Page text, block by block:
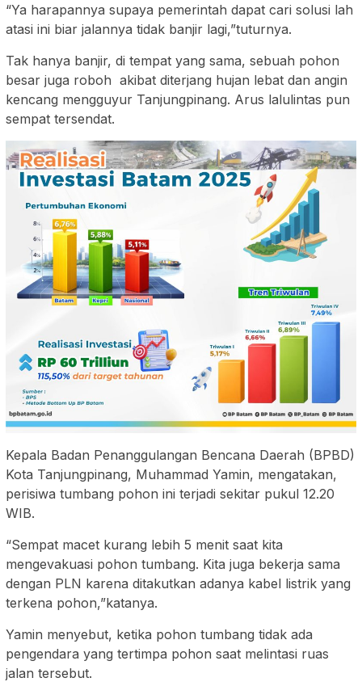
“Ya harapannya supaya pemerintah dapat cari solusi lah
atasi ini biar jalannya tidak banjir lagi,”tuturnya.
Tak hanya banjir, di tempat yang sama, sebuah pohon
besar juga roboh akibat diterjang hujan lebat dan angin
kencang mengguyur Tanjungpinang. Arus lalulintas pun
sempat tersendat.
Kepala Badan Penanggulangan Bencana Daerah (BPBD)
Kota Tanjungpinang, Muhammad Yamin, mengatakan,
perisiwa tumbang pohon ini terjadi sekitar pukul 12.20
WIB.
“Sempat macet kurang lebih 5 menit saat kita
mengevakuasi pohon tumbang. Kita juga bekerja sama
dengan PLN karena ditakutkan adanya kabel listrik yang
terkena pohon,”katanya.
Yamin menyebut, ketika pohon tumbang tidak ada
pengendara yang tertimpa pohon saat melintasi ruas
jalan tersebut.